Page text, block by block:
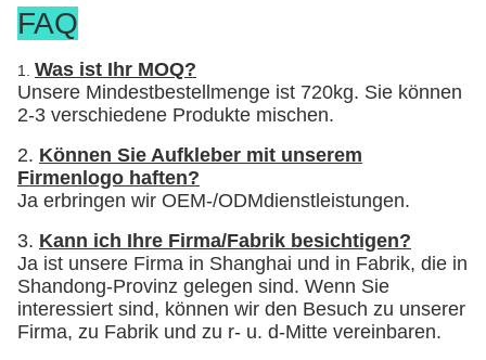
FAQ
1. Was ist Ihr MOQ?
Unsere Mindestbestellmenge ist 720kg. Sie können
2-3 verschiedene Produkte mischen.
2. Können Sie Aufkleber mit unserem
Firmenlogo haften?
Ja erbringen wir OEM-/ODMdienstleistungen.
3. Kann ich Ihre Firma/Fabrik besichtigen?
Ja ist unsere Firma in Shanghai und in Fabrik, die in
Shandong-Provinz gelegen sind. Wenn Sie
interessiert sind, können wir den Besuch zu unserer
Firma, zu Fabrik und zu r- u. d-Mitte vereinbaren.